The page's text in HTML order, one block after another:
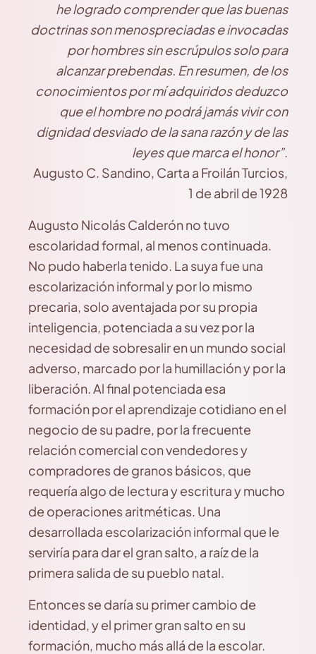
he logrado comprender que las buenas
doctrinas son menospreciadas e invocadas
por hombres sin escrúpulos solo para
alcanzar prebendas. En resumen, de los
conocimientos por mí adquiridos deduzco
que el hombre no podrá jamás vivir con
dignidad desviado de la sana razón y de las
leyes que marca el honor”.
Augusto C. Sandino, Carta a Froilán Turcios,
1 de abril de 1928
Augusto Nicolás Calderón no tuvo
escolaridad formal, al menos continuada.
No pudo haberla tenido. La suya fue una
escolarización informal y por lo mismo
precaria, solo aventajada por su propia
inteligencia, potenciada a su vez por la
necesidad de sobresalir en un mundo social
adverso, marcado por la humillación y por la
liberación. Al final potenciada esa
formación por el aprendizaje cotidiano en el
negocio de su padre, por la frecuente
relación comercial con vendedores y
compradores de granos básicos, que
requería algo de lectura y escritura y mucho
de operaciones aritméticas. Una
desarrollada escolarización informal que le
serviría para dar el gran salto, a raíz de la
primera salida de su pueblo natal.
Entonces se daría su primer cambio de
identidad, y el primer gran salto en su
formación, mucho más allá de la escolar.